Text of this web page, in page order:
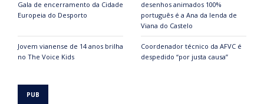
Gala de encerramento da Cidade
Europeia do Desporto
desenhos animados 100%
português é a Ana da lenda de
Viana do Castelo
Jovem vianense de 14 anos brilha
no The Voice Kids
Coordenador técnico da AFVC é
despedido “por justa causa”